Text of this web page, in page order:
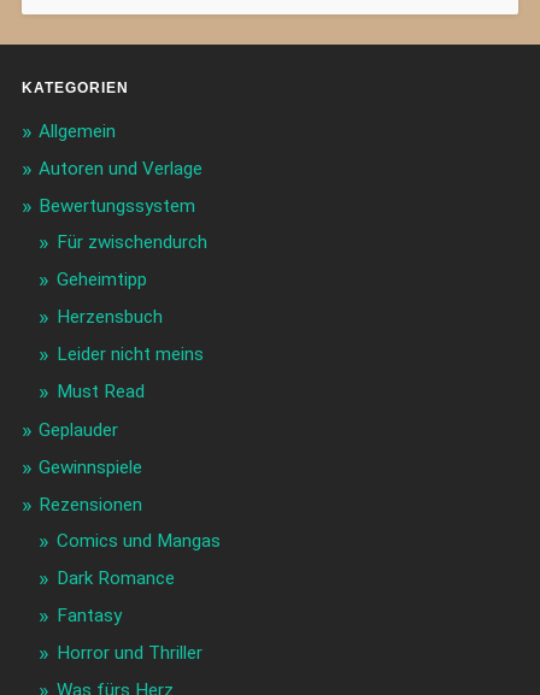
KATEGORIEN
Allgemein
Autoren und Verlage
Bewertungssystem
Für zwischendurch
Geheimtipp
Herzensbuch
Leider nicht meins
Must Read
Geplauder
Gewinnspiele
Rezensionen
Comics und Mangas
Dark Romance
Fantasy
Horror und Thriller
Was fürs Herz